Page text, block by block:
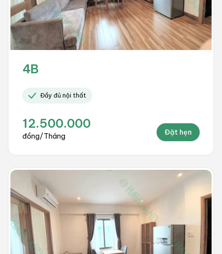
4B
Đầy đủ nội thất
12.500.000
đồng/Tháng Đặt hẹn